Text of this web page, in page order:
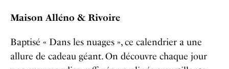
Maison Alléno & Rivoire
Baptisé « Dans les nuages », ce calendrier a une
allure de cadeau géant. On découvre chaque jour